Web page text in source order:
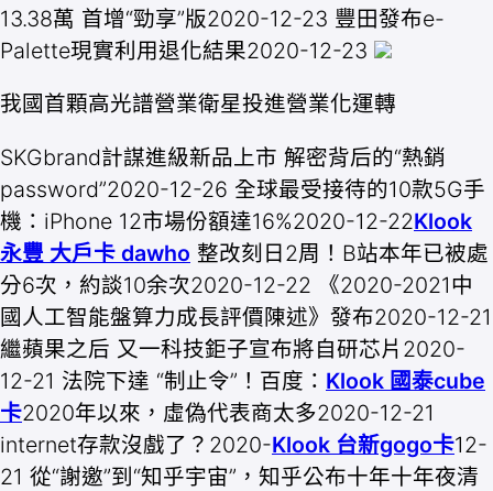
13.38萬 首增“勁享”版2020-12-23 豐田發布e-
Palette現實利用退化結果2020-12-23
我國首顆高光譜營業衛星投進營業化運轉
SKGbrand計謀進級新品上市 解密背后的“熱銷
password”2020-12-26 全球最受接待的10款5G手
機：iPhone 12市場份額達16%2020-12-22Klook
永豐 大戶卡 dawho 整改刻日2周！B站本年已被處
分6次，約談10余次2020-12-22 《2020-2021中
國人工智能盤算力成長評價陳述》發布2020-12-21
繼蘋果之后 又一科技鉅子宣布將自研芯片2020-
12-21 法院下達 “制止令”！百度： Klook 國泰cube
卡2020年以來，虛偽代表商太多2020-12-21
internet存款沒戲了？2020-Klook 台新gogo卡12-
21 從“謝邀”到“知乎宇宙”，知乎公布十年十年夜清